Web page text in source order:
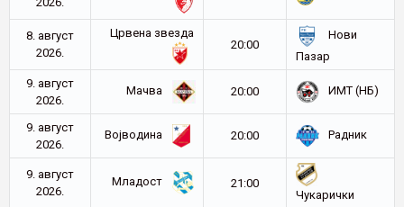
8. август
2026.
Црвена звезда
20:00
Нови
Пазар
9. август
2026.
Мачва 20:00 ИМТ (НБ)
9. август
2026.
Војводина 20:00 Радник
9. август
2026.
Младост
21:00
Чукарички